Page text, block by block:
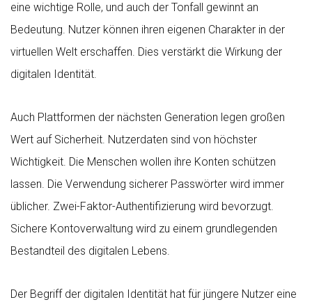
eine wichtige Rolle, und auch der Tonfall gewinnt an
Bedeutung. Nutzer können ihren eigenen Charakter in der
virtuellen Welt erschaffen. Dies verstärkt die Wirkung der
digitalen Identität.
Auch Plattformen der nächsten Generation legen großen
Wert auf Sicherheit. Nutzerdaten sind von höchster
Wichtigkeit. Die Menschen wollen ihre Konten schützen
lassen. Die Verwendung sicherer Passwörter wird immer
üblicher. Zwei-Faktor-Authentifizierung wird bevorzugt.
Sichere Kontoverwaltung wird zu einem grundlegenden
Bestandteil des digitalen Lebens.
Der Begriff der digitalen Identität hat für jüngere Nutzer eine